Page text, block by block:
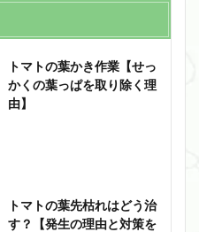
トマトの葉かき作業【せっ
かくの葉っぱを取り除く理
由】
トマトの葉先枯れはどう治
す？【発生の理由と対策を